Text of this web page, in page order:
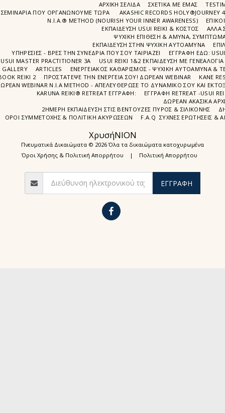
ΧρυσήΝΙΟΝ
Πνευματικά Δικαιώματα © 2026 Όλα τα δικαιώματα κατοχυρωμένα
Όροι Χρήσης & Πολιτική Απορρήτου | Πολιτική Απορρήτου
ΑΡΧΙΚΉ ΣΕΛΊΔΑ ΣΧΕΤΙΚΆ ΜΕ ΕΜΆΣ
ΣΕΜΙΝΆΡΙΑ ΠΟΥ ΟΡΓΑΝΏΝΟΥΜΕ ΤΩΡΑ
AKASHIC RECORDS
N.I.A.® METHOD (NOURISH YOUR INNER AWARENESS)
ΕΚΠΑΙΔΕΥΣΗ USUI REIKI & ΚΟΣΤΟΣ
ΑΛΛΑ
ΨΥΧΙΚΉ ΕΠΊΘΕΣΗ & ΆΜΥΝΑ,
ΕΚΠΑΊΔΕΥΣΗ ΣΤΗΝ ΨΥΧΙΚΗ ΑΥΤΟΑΜΥΝΑ
ΥΠΗΡΕΣΙΕΣ - ΒΡΕΣ ΤΗΝ ΣΥΝΕΔΡΙΑ ΠΟΥ ΣΟΥ ΤΑΙΡΙΑΖΕΙ
ΕΓΓΡΑΦΉ EΔΩ:
USUI MASTER PRACTITIONER 3A
USUI REIKI 1&2 EΚΠΑΙΔΕΥΣΗ ΜΕ ΓΕΝΕΑΛΟΓΙΑ
GALLERY
ARTICLES
ΕΝΕΡΓΕΙΑΚΟΣ ΚΑΘΑΡΙΣΜΟΣ - ΨΥΧΙΚΗ ΑΥΤΟΑΜΥΝΑ &
REIKI 2
ΠΡΟΣΤΆΤΕΨΕ ΤΗΝ ΕΝΈΡΓΕΙΆ ΣΟΥ! ΔΩΡΕΑΝ WEBINAR
ΚΑΝΕ
WEBINAR Ν.Ι.Α METHOD - ΑΠΕΛΕΥΘΈΡΩΣΕ ΤΟ ΔΥΝΑΜΙΚΌ ΣΟΥ ΚΑΙ
KARUNA REIKI® RETREAT ΕΓΓΡΑΦΉ:
ΕΓΓΡΑΦΗ RETREAT -USUI
ΔΩΡΕΑΝ ΑΚΑΣΙΚΆ
2ΗΜΕΡΗ ΕΚΠΑΊΔΕΥΣΗ ΣΤΙΣ ΒΕΝΤΟΎΖΕΣ ΠΥΡΌΣ & ΣΙΛΙΚΌΝΗΣ
ΌΡΟΙ ΣΥΜΜΕΤΟΧΉΣ & ΠΟΛΙΤΙΚΉ ΑΚΥΡΏΣΕΩΝ
F.A.Q ΣΥΧΝΈΣ ΕΡΩΤΉΣΕΙΣ &
ΕΓΓΡΑΦΉ